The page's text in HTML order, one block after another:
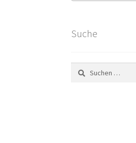
Suche
Suchen
nach: